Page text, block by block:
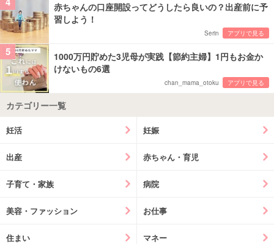
赤ちゃんの口座開設ってどうしたら良いの？出産前に予
習しよう！
Serin アプリで見る
5
1000万円貯めた3児母が実践【節約主婦】1円もお金か
けないもの6選
chan_mama_otoku アプリで見る
カテゴリー一覧
妊活 妊娠
出産 赤ちゃん・育児
子育て・家族 病院
美容・ファッション お仕事
住まい マネー